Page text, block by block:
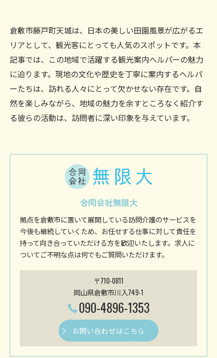
倉敷市藤戸町天城は、日本の美しい田園風景が広がるエ
リアとして、観光客にとっても人気のスポットです。本
記事では、この地域で活躍する観光案内ヘルパーの魅力
に迫ります。現地の文化や歴史を丁寧に案内するヘルパ
ーたちは、訪れる人々にとって欠かせない存在です。自
然を楽しみながら、地域の魅力を余すところなく紹介す
る彼らの活動は、訪問者に深い印象を与えています。
合同会社無限大
拠点を倉敷市に置いて展開している訪問介護のサービスを
今後も継続していくため、お任せする仕事に対して責任を
持って向き合っていただける方を歓迎いたします。求人に
ついてご不明な点は何でもご質問いただけます。
〒710-0811
岡山県倉敷市川入749-1
090-4896-1353
お問い合わせはこちら